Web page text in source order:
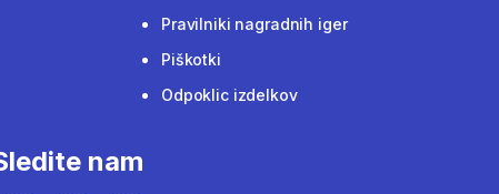
Pravilniki nagradnih iger
Piškotki
Odpoklic izdelkov
nam